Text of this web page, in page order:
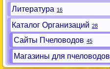
Литература 16
Каталог Организаций 28
Сайты Пчеловодов 45
Магазины для пчеловодов